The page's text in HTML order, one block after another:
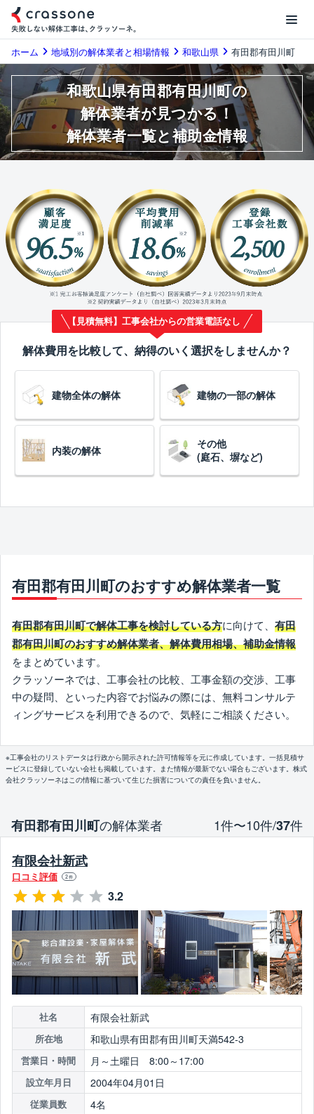
ホーム 地域別の解体業者と相場情報 和歌山県 有田郡有田川町
和歌山県有田郡有田川町の
解体業者が見つかる！
解体業者一覧と補助金情報
【見積無料】工事会社からの営業電話なし
解体費用を比較して、納得のいく選択をしませんか？
建物全体の解体 建物の一部の解体
内装の解体
その他
(庭石、塀など)
有田郡有田川町のおすすめ解体業者一覧
有田郡有田川町で解体工事を検討している方に向けて、 有田
郡有田川町のおすすめ解体業者、解体費用相場、補助金情報
をまとめています。
クラッソーネでは、工事会社の比較、工事金額の交渉、工事
中の疑問、といった内容でお悩みの際には、無料コンサルテ
ィングサービスを利用できるので、気軽にご相談ください。
※工事会社のリストデータは行政から開示された許可情報等を元に作成しています。一括見積サ
ービスに登録していない会社も掲載しています。また情報が最新でない場合もございます。株式
会社クラッソーネはこの情報に基づいて生じた損害についての責任を負いません。
有田郡有田川町の解体業者 1件〜10件/37件
有限会社新武
口コミ評価 2件
3.2
社名 有限会社新武
所在地 和歌山県有田郡有田川町天満542-3
営業日・時間 月～土曜日 8:00～17:00
設立年月日 2004年04月01日
従業員数 4名